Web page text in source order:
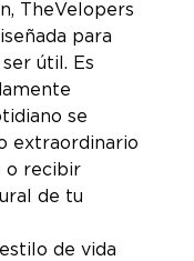
TheVelopers
para
útil. Es
se
extraordinario
o recibir
de tu
de vida